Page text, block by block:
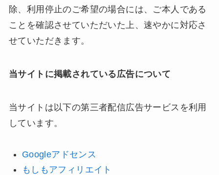
除、利用停止のご希望の場合には、ご本人である
ことを確認させていただいた上、速やかに対応さ
せていただきます。
当サイトに掲載されている広告について
当サイトは以下の第三者配信広告サービスを利用
しています。
Googleアドセンス
もしもアフィリエイト